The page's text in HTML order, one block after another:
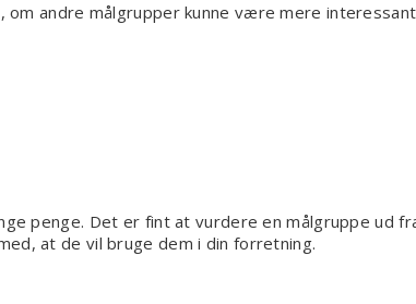
andre målgrupper kunne være mere
penge. Det er fint at vurdere en målgruppe ud
at de vil bruge dem i din forretning.